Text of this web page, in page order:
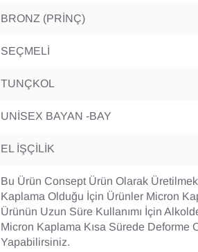
BRONZ (PRİNÇ)
SEÇMELİ
TUNÇKOL
UNİSEX BAYAN -BAY
EL İŞÇİLİK
Bu Ürün Consept Ürün Olarak
Kaplama Olduğu İçin Ürünler Micron
Ürünün Uzun Süre Kullanımı İçin
Micron Kaplama Kısa Sürede Deforme
Yapabilirsiniz.